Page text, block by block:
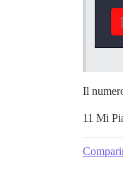
Il
11 Mi